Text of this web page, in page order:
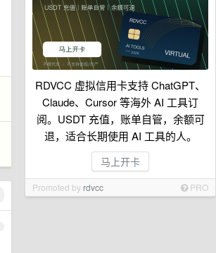
RDVCC 虚拟信用卡支持 ChatGPT、
Claude、Cursor 等海外 AI 工具订
阅。USDT 充值，账单自管，余额可
退，适合长期使用 AI 工具的人。
马上开卡
Promoted by rdvcc PRO